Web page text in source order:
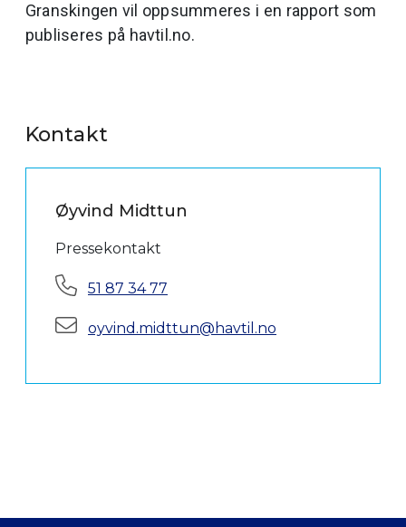
Granskingen vil oppsummeres i en rapport som
publiseres på havtil.no.
Kontakt
Øyvind Midttun
Pressekontakt
Telefon:51 87 34 77
E-post:oyvind.midttun@havtil.no